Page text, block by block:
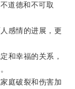
道德和不可取
感情的进展，更
和幸福的关系，
庭破裂和伤害加